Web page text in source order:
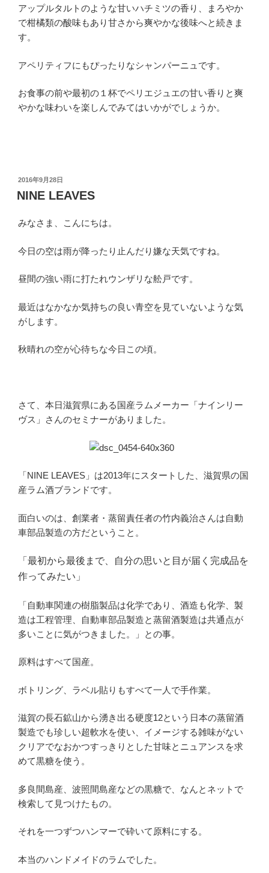
アップルタルトのような甘いハチミツの香り、まろやか
で柑橘類の酸味もあり甘さから爽やかな後味へと続きま
す。
アペリティフにもぴったりなシャンパーニュです。
お食事の前や最初の１杯でペリエジュエの甘い香りと爽
やかな味わいを楽しんでみてはいかがでしょうか。
投
稿
日:
2016年9月28日
NINE LEAVES
みなさま、こんにちは。
今日の空は雨が降ったり止んだり嫌な天気ですね。
昼間の強い雨に打たれウンザリな舩戸です。
最近はなかなか気持ちの良い青空を見ていないような気
がします。
秋晴れの空が心待ちな今日この頃。
さて、本日滋賀県にある国産ラムメーカー「ナインリー
ヴス」さんのセミナーがありました。
「NINE LEAVES」は2013年にスタートした、滋賀県の国
産ラム酒ブランドです。
面白いのは、創業者・蒸留責任者の竹内義治さんは自動
車部品製造の方だということ。
「最初から最後まで、自分の思いと目が届く完成品を
作ってみたい」
「自動車関連の樹脂製品は化学であり、酒造も化学、製
造は工程管理、自動車部品製造と蒸留酒製造は共通点が
多いことに気がつきました。」との事。
原料はすべて国産。
ボトリング、ラベル貼りもすべて一人で手作業。
滋賀の長石鉱山から湧き出る硬度12という日本の蒸留酒
製造でも珍しい超軟水を使い、イメージする雑味がない
クリアでなおかつすっきりとした甘味とニュアンスを求
めて黒糖を使う。
多良間島産、波照間島産などの黒糖で、なんとネットで
検索して見つけたもの。
それを一つずつハンマーで砕いて原料にする。
本当のハンドメイドのラムでした。